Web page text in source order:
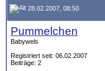
28.02.2007, 08:50
Pummelchen
Babywels
Registriert seit: 06.02.2007
Beiträge: 2